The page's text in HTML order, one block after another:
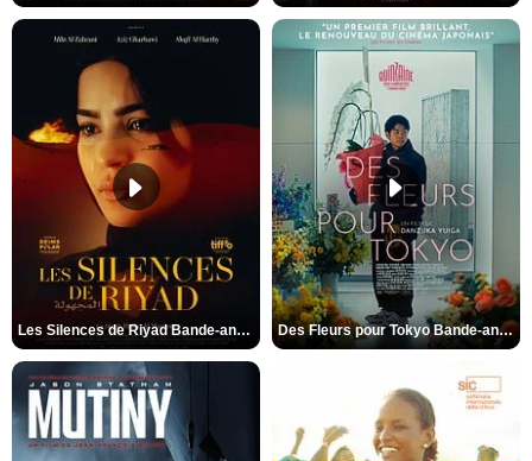
Les Silences de Riyad Bande-annonce VO STFR Des Fleurs pour Tokyo Bande-annonce VO STFR